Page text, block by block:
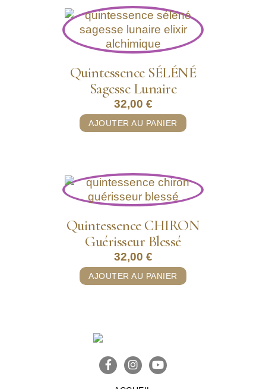
Quintessence SÉLÉNÉ
Sagesse Lunaire
32,00 €
AJOUTER AU PANIER
Quintessence CHIRON
Guérisseur Blessé
32,00 €
AJOUTER AU PANIER